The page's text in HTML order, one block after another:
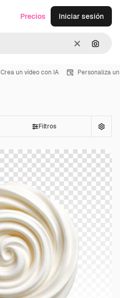
Borrar
Precios Iniciar sesión
Crea un vídeo con IA Personaliza
Filtros